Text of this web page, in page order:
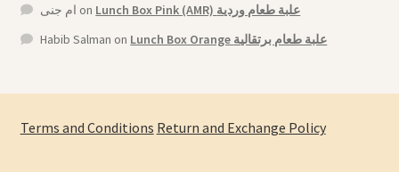
ام جنى on
Lunch Box Pink (AMR) علبة طعام وردية
Habib Salman on Lunch Box Orange علبة طعام برتقالية
Terms and Conditions Return and Exchange Policy